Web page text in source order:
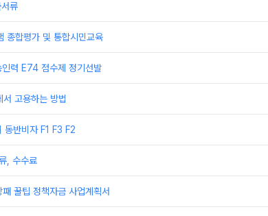
류
종합평가 및 통합시민교육
력 E74 점수제 정기선발
고용하는 방법
반비자 F1 F3 F2
, 수수료
꿀팁 정책자금 사업계획서